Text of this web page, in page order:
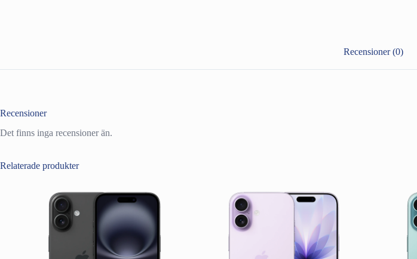
Recensioner (0)
Recensioner
Det finns inga recensioner än.
Relaterade produkter